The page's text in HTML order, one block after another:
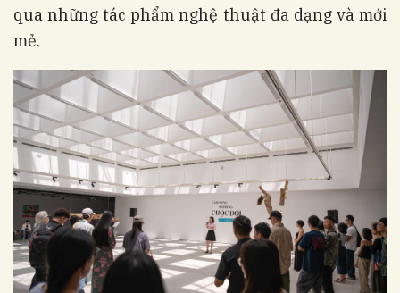
qua những tác phẩm nghệ thuật đa dạng và mới
mẻ.